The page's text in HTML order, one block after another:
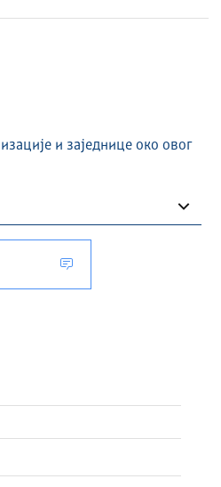
и заједнице око овог